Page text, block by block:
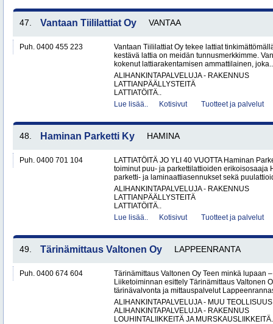
47. Vantaan Tiililattiat Oy VANTAA
Puh. 0400 455 223
Vantaan Tiililattiat Oy tekee lattiat
kestävä lattia on meidän tunnusmerkkimme.
kokenut lattiarakentamisen ammattilainen, joka..
ALIHANKINTAPALVELUJA - RAKENNUS
LATTIANPÄÄLLYSTEITÄ
LATTIATÖITÄ..
Lue lisää..
Kotisivut Tuotteet ja palvelut
48. Haminan Parketti Ky HAMINA
Puh. 0400 701 104
LATTIATÖITÄ JO YLI 40 VUOTTA Haminan
toiminut puu- ja parkettilattioiden erikoisosaaja
parketti- ja laminaattiasennukset sekä
ALIHANKINTAPALVELUJA - RAKENNUS
LATTIANPÄÄLLYSTEITÄ
LATTIATÖITÄ..
Lue lisää..
Kotisivut Tuotteet ja palvelut
49. Tärinämittaus Valtonen Oy LAPPEENRANTA
Puh. 0400 674 604
Tärinämittaus Valtonen Oy Teen minkä lupaan
Liiketoiminnan esittely Tärinämittaus Valtonen
tärinävalvonta ja mittauspalvelut
ALIHANKINTAPALVELUJA - MUU TEOLLISUUS
ALIHANKINTAPALVELUJA - RAKENNUS
LOUHINTALIIKKEITÄ JA